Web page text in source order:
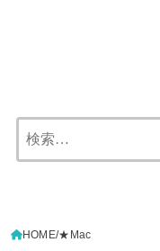
HOME ★Mac